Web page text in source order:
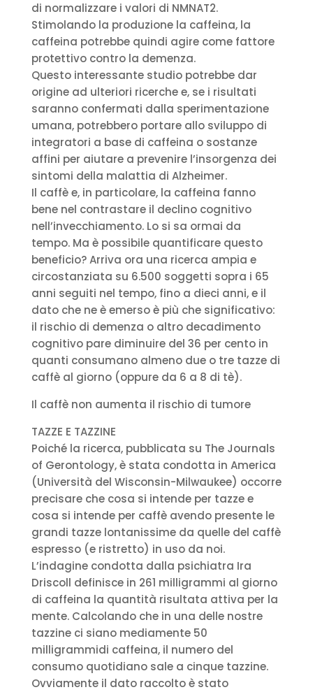
di normalizzare i valori di NMNAT2.
Stimolando la produzione la caffeina, la
caffeina potrebbe quindi agire come fattore
protettivo contro la demenza.
Questo interessante studio potrebbe dar
origine ad ulteriori ricerche e, se i risultati
saranno confermati dalla sperimentazione
umana, potrebbero portare allo sviluppo di
integratori a base di caffeina o sostanze
affini per aiutare a prevenire l’insorgenza dei
sintomi della malattia di Alzheimer.
Il caffè e, in particolare, la caffeina fanno
bene nel contrastare il declino cognitivo
nell’invecchiamento. Lo si sa ormai da
tempo. Ma è possibile quantificare questo
beneficio? Arriva ora una ricerca ampia e
circostanziata su 6.500 soggetti sopra i 65
anni seguiti nel tempo, fino a dieci anni, e il
dato che ne è emerso è più che significativo:
il rischio di demenza o altro decadimento
cognitivo pare diminuire del 36 per cento in
quanti consumano almeno due o tre tazze di
caffè al giorno (oppure da 6 a 8 di tè).
Il caffè non aumenta il rischio di tumore
TAZZE E TAZZINE
Poiché la ricerca, pubblicata su The Journals
of Gerontology, è stata condotta in America
(Università del Wisconsin-Milwaukee) occorre
precisare che cosa si intende per tazze e
cosa si intende per caffè avendo presente le
grandi tazze lontanissime da quelle del caffè
espresso (e ristretto) in uso da noi.
L’indagine condotta dalla psichiatra Ira
Driscoll definisce in 261 milligrammi al giorno
di caffeina la quantità risultata attiva per la
mente. Calcolando che in una delle nostre
tazzine ci siano mediamente 50
milligrammidi caffeina, il numero del
consumo quotidiano sale a cinque tazzine.
Ovviamente il dato raccolto è stato